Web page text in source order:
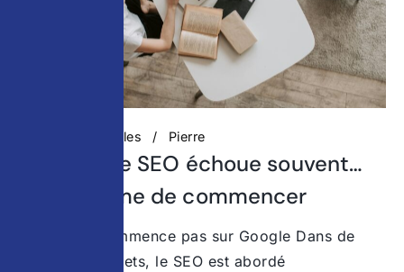
Actualités digitales Pierre
Pourquoi le SEO échoue souvent…
avant même de commencer
Le SEO ne commence pas sur Google Dans de
nombreux projets, le SEO est abordé